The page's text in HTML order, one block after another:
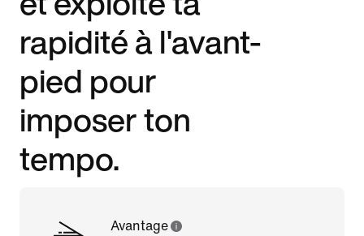
rapidité à l'avant-
pied pour
imposer ton
tempo.
Avantage